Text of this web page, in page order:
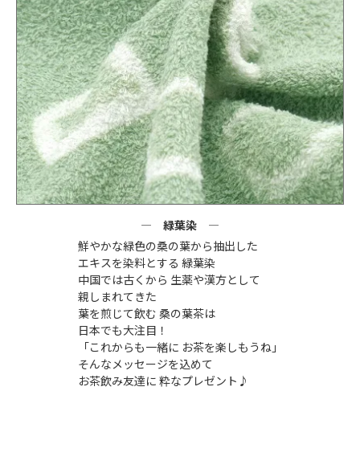
緑葉染
鮮やかな緑色の桑の葉から抽出した
エキスを染料とする 緑葉染
中国では古くから 生薬や漢方として
親しまれてきた
葉を煎じて飲む 桑の葉茶は
日本でも大注目！
「これからも一緒に お茶を楽しもうね」
そんなメッセージを込めて
お茶飲み友達に 粋なプレゼント♪